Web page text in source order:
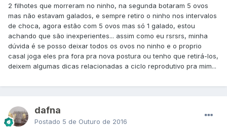
2 filhotes que morreram no ninho, na segunda botaram 5 ovos
mas não estavam galados, e sempre retiro o ninho nos intervalos
de choca, agora estão com 5 ovos mas só 1 galado, estou
achando que são inexperientes... assim como eu rsrsrs, minha
dúvida é se posso deixar todos os ovos no ninho e o proprio
casal joga eles pra fora pra nova postura ou tenho que retirá-los,
deixem algumas dicas relacionadas a ciclo reprodutivo pra mim...
dafna
Postado 5 de Outuro de 2016